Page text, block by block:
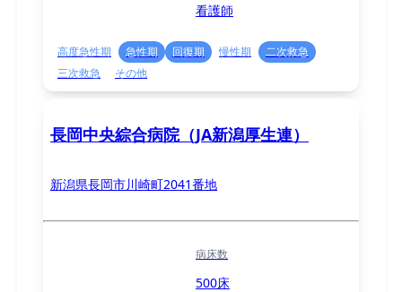
看護師
高度急性期 急性期 回復期 慢性期
二次救急
三次救急
その他
長岡中央綜合病院（JA新潟厚生連）
新潟県長岡市川崎町2041番地
病床数
500床